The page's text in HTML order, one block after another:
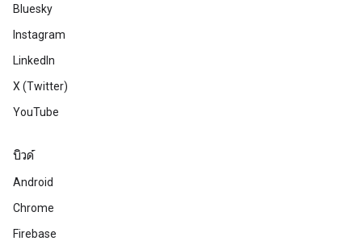
Bluesky
Instagram
LinkedIn
X (Twitter)
YouTube
บิวด์
Android
Chrome
Firebase